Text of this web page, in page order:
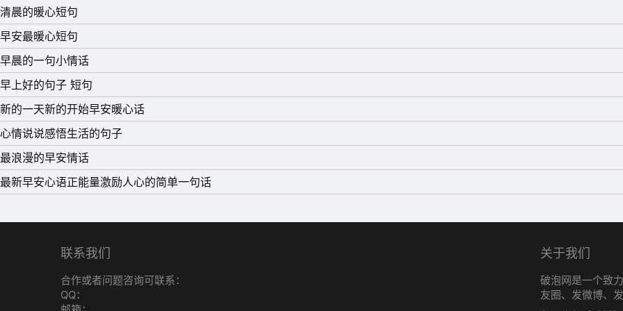
清晨的暖心短句
早安最暖心短句
早晨的一句小情话
早上好的句子 短句
新的一天新的开始早安暖心话
心情说说感悟生活的句子
最浪漫的早安情话
最新早安心语正能量激励人心的简单一句话
联系我们
合作或者问题咨询可联系：
QQ：
关于我们
破泡网是一个致
友圈、发微博、